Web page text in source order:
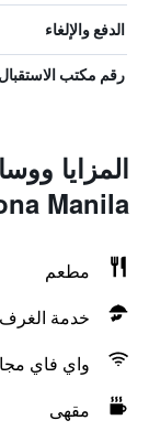
الدفع والإلغاء
رقم مكتب الاستقبال
Manila
مطعم
خدمة الغرف
واي فاي
مقهى